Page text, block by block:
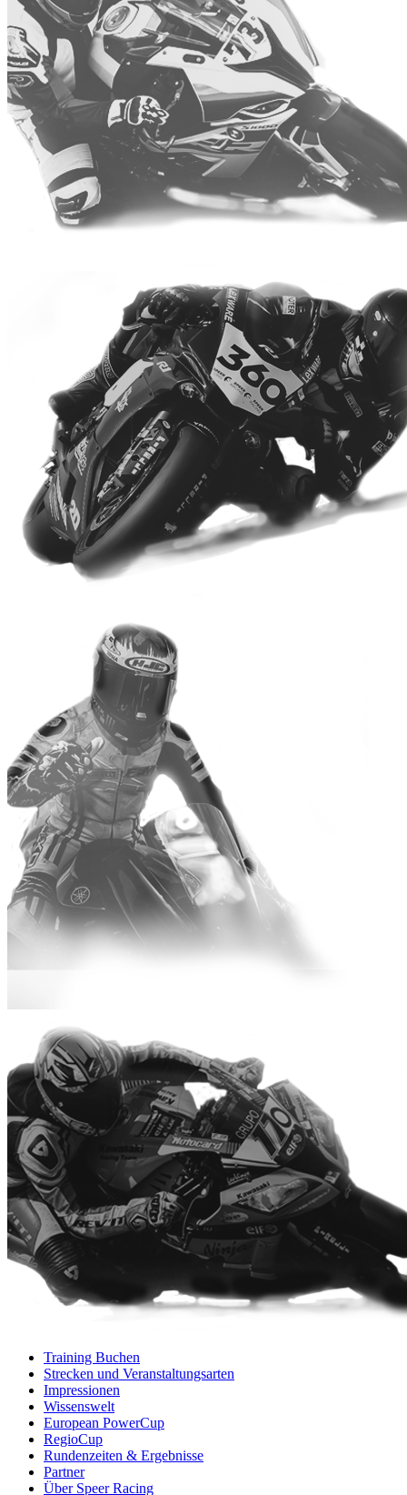
Training Buchen
Strecken und Veranstaltungsarten
Impressionen
Wissenswelt
European PowerCup
RegioCup
Rundenzeiten & Ergebnisse
Partner
Über Speer Racing